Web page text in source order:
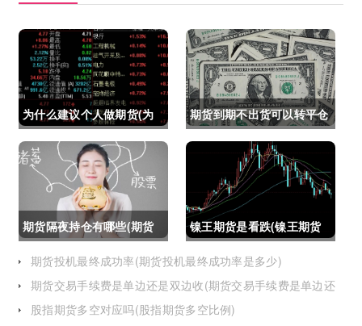
为什么建议个人做期货(为
什么建议个人做期货交易)
期货到期不出货可以转平仓
吗吗(期货如果到期不平仓
怎么办)
期货隔夜持仓有哪些(期货
隔夜持仓有哪些风险)
镍王期货是看跌(镍王期货
是看跌还是看涨)
期货投机最终成功率(期货投机最终成功率是多少)
期货交易手续费是单边还是双边收(期货交易手续费是单边还
是双边收费)
股指期货多空对应吗(股指期货多空比例)